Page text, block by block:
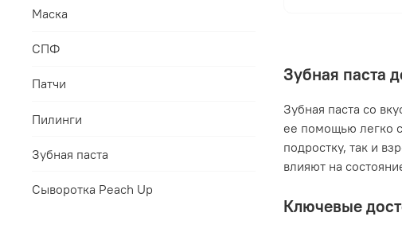
Зубная паста
Зубная паста со
ее помощью легко
подростку, так и
влияют на
Ключевые
Маска
СПФ
Патчи
Пилинги
Зубная паста
Сыворотка Peach Up